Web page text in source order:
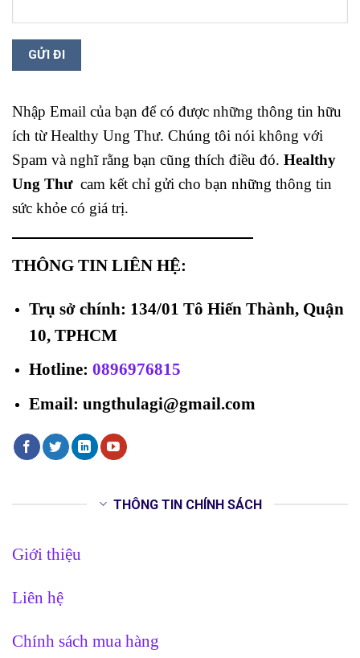
Nhập Email của bạn để có được những thông tin hữu
ích từ Healthy Ung Thư. Chúng tôi nói không với
Spam và nghĩ rằng bạn cũng thích điều đó. Healthy
Ung Thư cam kết chỉ gửi cho bạn những thông tin
sức khỏe có giá trị.
THÔNG TIN LIÊN HỆ:
Trụ sở chính: 134/01 Tô Hiến Thành, Quận
10, TPHCM
Hotline: 0896976815
Email: ungthulagi@gmail.com
THÔNG TIN CHÍNH SÁCH
Giới thiệu
Liên hệ
Chính sách mua hàng